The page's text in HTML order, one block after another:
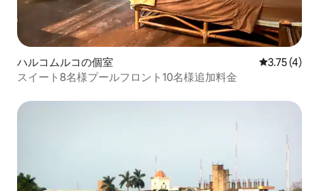
ハルコムルコの個室 レビュー4
3.75 (4)
スイート8名様プールフロント10名様追加料金